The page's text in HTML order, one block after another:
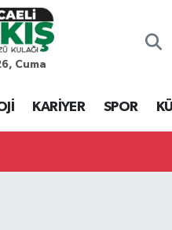
Cuma
KARİYER SPOR